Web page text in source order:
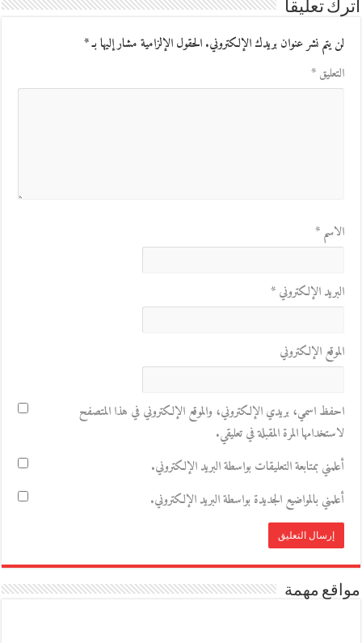
اترك تعليقاً
لن يتم نشر عنوان بريدك الإلكتروني.الحقول الإلزامية مشار إليها بـ*
التعليق*
الاسم*
البريد الإلكتروني*
الموقع الإلكتروني
احفظ اسمي، بريدي الإلكتروني، والموقع الإلكتروني في هذا المتصفح
لاستخدامها المرة المقبلة في تعليقي.
أعلمني بمتابعة التعليقات بواسطة البريد الإلكتروني.
أعلمني بالمواضيع الجديدة بواسطة البريد الإلكتروني.
مواقع مهمة